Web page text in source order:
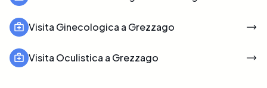
Visita Ginecologica a Grezzago
Visita Oculistica a Grezzago